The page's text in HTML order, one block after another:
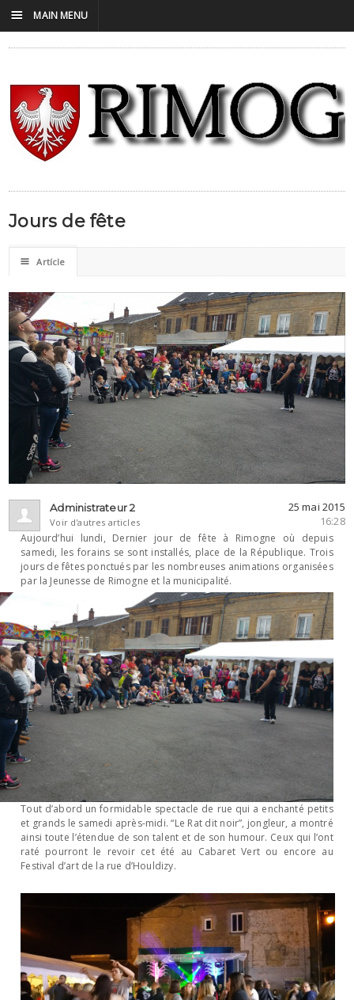
Jours de fête
☰ Artícle
Administrateur 2
Voir d'autres articles
25 mai 2015
16:28
Aujourd’hui lundi, Dernier jour de fête à Rimogne où depuis
samedi, les forains se sont installés, place de la République. Trois
jours de fêtes ponctués par les nombreuses animations organisées
par la Jeunesse de Rimogne et la municipalité.
Tout d’abord un formidable spectacle de rue qui a enchanté petits
et grands le samedi après-midi. “Le Rat dit noir”, jongleur, a montré
ainsi toute l’étendue de son talent et de son humour. Ceux qui l’ont
raté pourront le revoir cet été au Cabaret Vert ou encore au
Festival d’art de la rue d’Houldizy.
☰ MAIN MENU